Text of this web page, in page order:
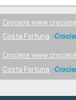
Crociere
Costa Fortuna
Crociere
Costa Fortuna